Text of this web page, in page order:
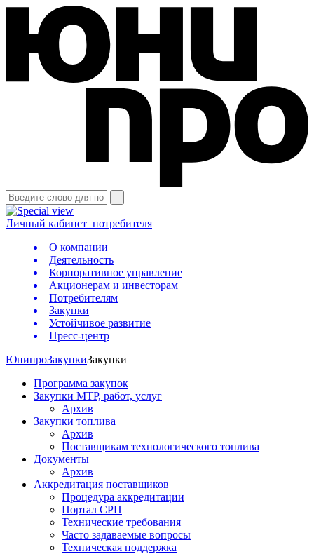
Личный кабинет потребителя
О компании
Деятельность
Корпоративное управление
Акционерам и инвесторам
Потребителям
Закупки
Устойчивое развитие
Пресс-центр
ЮнипроЗакупкиЗакупки
Программа закупок
Закупки МТР, работ, услуг
Архив
Закупки топлива
Архив
Поставщикам технологического топлива
Документы
Архив
Аккредитация поставщиков
Процедура аккредитации
Портал СРП
Технические требования
Часто задаваемые вопросы
Техническая поддержка